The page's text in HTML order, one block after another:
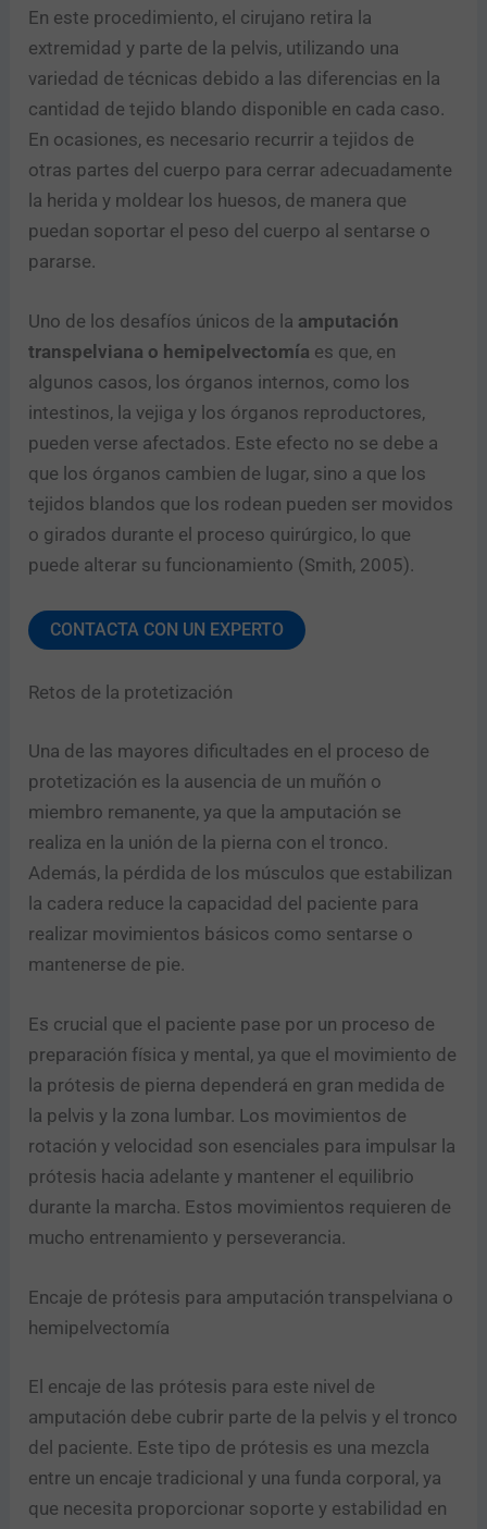
En este procedimiento, el cirujano retira la
extremidad y parte de la pelvis, utilizando una
variedad de técnicas debido a las diferencias en la
cantidad de tejido blando disponible en cada caso.
En ocasiones, es necesario recurrir a tejidos de
otras partes del cuerpo para cerrar adecuadamente
la herida y moldear los huesos, de manera que
puedan soportar el peso del cuerpo al sentarse o
pararse.
Uno de los desafíos únicos de la amputación
transpelviana o hemipelvectomía es que, en
algunos casos, los órganos internos, como los
intestinos, la vejiga y los órganos reproductores,
pueden verse afectados. Este efecto no se debe a
que los órganos cambien de lugar, sino a que los
tejidos blandos que los rodean pueden ser movidos
o girados durante el proceso quirúrgico, lo que
puede alterar su funcionamiento (Smith, 2005).
CONTACTA CON UN EXPERTO
Retos de la protetización
Una de las mayores dificultades en el proceso de
protetización es la ausencia de un muñón o
miembro remanente, ya que la amputación se
realiza en la unión de la pierna con el tronco.
Además, la pérdida de los músculos que estabilizan
la cadera reduce la capacidad del paciente para
realizar movimientos básicos como sentarse o
mantenerse de pie.
Es crucial que el paciente pase por un proceso de
preparación física y mental, ya que el movimiento de
la prótesis de pierna dependerá en gran medida de
la pelvis y la zona lumbar. Los movimientos de
rotación y velocidad son esenciales para impulsar la
prótesis hacia adelante y mantener el equilibrio
durante la marcha. Estos movimientos requieren de
mucho entrenamiento y perseverancia.
Encaje de prótesis para amputación transpelviana o
hemipelvectomía
El encaje de las prótesis para este nivel de
amputación debe cubrir parte de la pelvis y el tronco
del paciente. Este tipo de prótesis es una mezcla
entre un encaje tradicional y una funda corporal, ya
que necesita proporcionar soporte y estabilidad en